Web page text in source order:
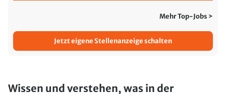
Mehr Top-Jobs >
Jetzt eigene Stellenanzeige schalten
Wissen und verstehen, was in der